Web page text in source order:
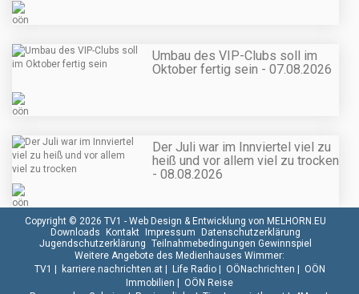
Umbau des VIP-Clubs soll im
Oktober fertig sein - 07.08.2026
Der Juli war im Innviertel viel zu
heiß und vor allem viel zu trocken
- 08.08.2026
Copyright © 2026 TV1 - Web Design & Entwicklung von MELHORN.EU
Downloads
Kontakt Impressum
Datenschutzerklärung
Jugendschutzerklärung Teilnahmebedingungen Gewinnspiel
Weitere Angebote des Medienhauses Wimmer:
TV1
karriere.nachrichten.at| Life Radio| OÖNachrichten
OÖN
Immobilien
OÖN Reise